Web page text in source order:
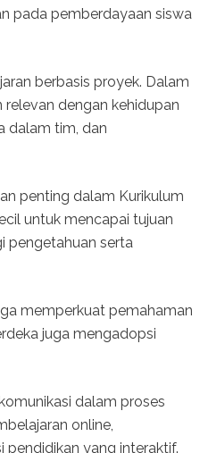
pada pemberdayaan siswa
berbasis proyek. Dalam
dengan kehidupan
dalam tim, dan
penting dalam Kurikulum
untuk mencapai tujuan
pengetahuan serta
memperkuat pemahaman
juga mengadopsi
dalam proses
online,
pendidikan yang interaktif.